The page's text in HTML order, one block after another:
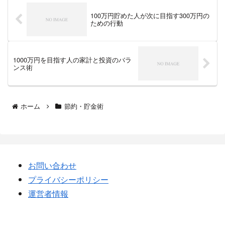
100万円貯めた人が次に目指す300万円の
ための行動
1000万円を目指す人の家計と投資のバラ
ンス術
ホーム 節約・貯金術
お問い合わせ
プライバシーポリシー
運営者情報